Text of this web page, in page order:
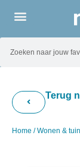
Terug
Home /Wonen &